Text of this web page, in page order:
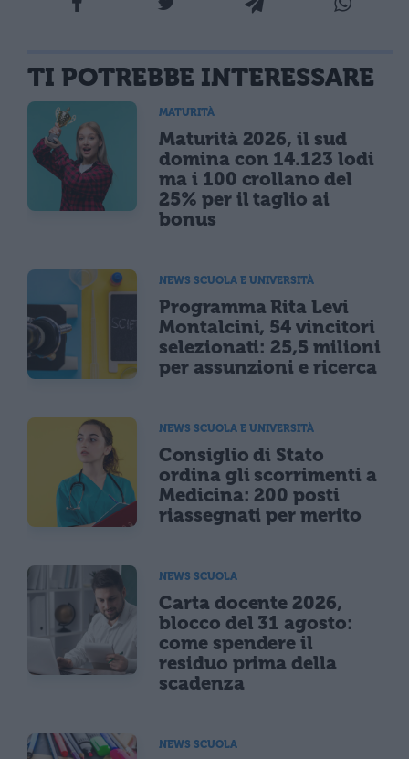
TI POTREBBE INTERESSARE
MATURITÀ
Maturità 2026, il sud
domina con 14.123 lodi
ma i 100 crollano del
25% per il taglio ai
bonus
NEWS SCUOLA E UNIVERSITÀ
Programma Rita Levi
Montalcini, 54 vincitori
selezionati: 25,5 milioni
per assunzioni e ricerca
NEWS SCUOLA E UNIVERSITÀ
Consiglio di Stato
ordina gli scorrimenti a
Medicina: 200 posti
riassegnati per merito
NEWS SCUOLA
Carta docente 2026,
blocco del 31 agosto:
come spendere il
residuo prima della
scadenza
NEWS SCUOLA